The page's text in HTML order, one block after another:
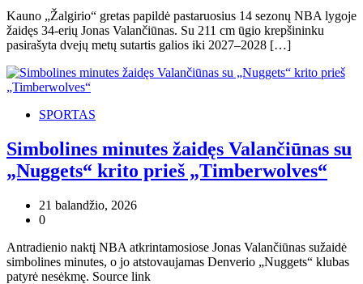
Kauno „Žalgirio“ gretas papildė pastaruosius 14 sezonų NBA lygoje
žaidęs 34-erių Jonas Valančiūnas. Su 211 cm ūgio krepšininku
pasirašyta dvejų metų sutartis galios iki 2027–2028 […]
SPORTAS
Simbolines minutes žaidęs Valančiūnas su
„Nuggets“ krito prieš „Timberwolves“
21 balandžio, 2026
0
Antradienio naktį NBA atkrintamosiose Jonas Valančiūnas sužaidė
simbolines minutes, o jo atstovaujamas Denverio „Nuggets“ klubas
patyrė nesėkmę. Source link